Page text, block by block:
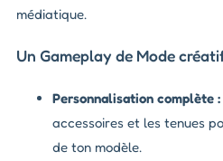
médiatique.
Un Gameplay de Mode
Personnalisation complète :
accessoires et les tenues
de ton modèle.